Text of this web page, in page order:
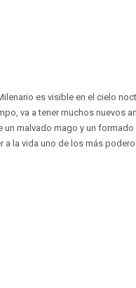
es visible en el cielo
va a tener muchos nuevos
un malvado mago y un
a la vida uno de los más